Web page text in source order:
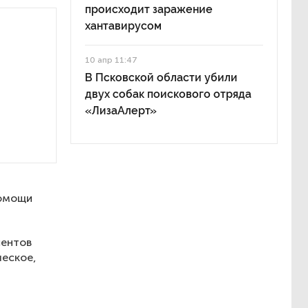
происходит заражение
хантавирусом
10 апр 11:47
В Псковской области убили
двух собак поискового отряда
«ЛизаАлерт»